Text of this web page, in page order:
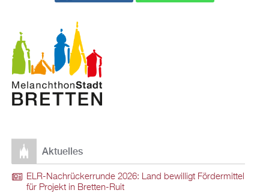
Aktuelles
ELR-Nachrückerrunde 2026: Land bewilligt Fördermittel
für Projekt in Bretten-Ruit